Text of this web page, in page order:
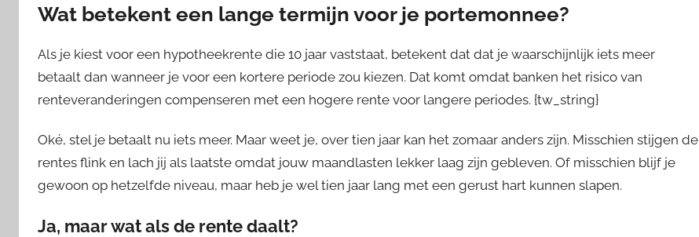
Wat betekent een lange termijn voor je portemonnee?
Als je kiest voor een hypotheekrente die 10 jaar vaststaat, betekent dat dat je waarschijnlijk iets meer
betaalt dan wanneer je voor een kortere periode zou kiezen. Dat komt omdat banken het risico van
renteveranderingen compenseren met een hogere rente voor langere periodes. {tw_string}
Oké, stel je betaalt nu iets meer. Maar weet je, over tien jaar kan het zomaar anders zijn. Misschien stijgen de
rentes flink en lach jij als laatste omdat jouw maandlasten lekker laag zijn gebleven. Of misschien blijf je
gewoon op hetzelfde niveau, maar heb je wel tien jaar lang met een gerust hart kunnen slapen.
Ja, maar wat als de rente daalt?